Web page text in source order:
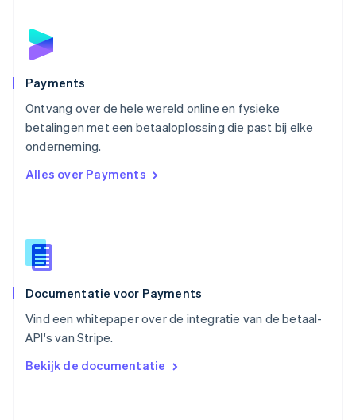
Payments
Ontvang over de hele wereld online en fysieke
betalingen met een betaaloplossing die past bij elke
onderneming.
Alles over Payments
Documentatie voor Payments
Vind een whitepaper over de integratie van de betaal-
API's van Stripe.
Bekijk de documentatie
Polen
English
Português
English
Singapore
English简体中文
EnglishItaliano
Español
Thailand
Tsjechië
Vasteland van China
简体中文English
English